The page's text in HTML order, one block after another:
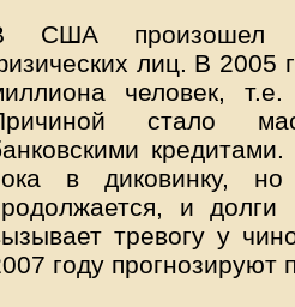
США произошел
лиц. В 2005
человек,
стало
в диковинку,
и долги
тревогу у
году прогнозируют